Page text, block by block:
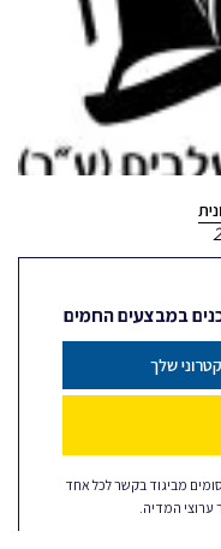
במבצעים החמים
מביגוד בקשר לכל אחד